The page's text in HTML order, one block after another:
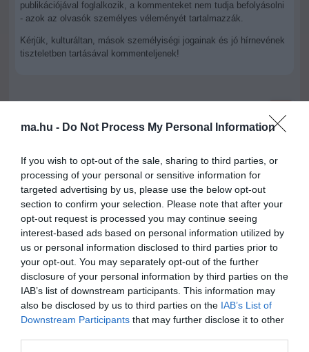
ma.hu - Do Not Process My Personal Information
If you wish to opt-out of the sale, sharing to third parties, or
processing of your personal or sensitive information for
targeted advertising by us, please use the below opt-out
section to confirm your selection. Please note that after your
opt-out request is processed you may continue seeing
interest-based ads based on personal information utilized by
us or personal information disclosed to third parties prior to
your opt-out. You may separately opt-out of the further
disclosure of your personal information by third parties on the
IAB’s list of downstream participants. This information may
also be disclosed by us to third parties on the IAB’s List of
Downstream Participants that may further disclose it to other
publikációjával foglalkozik, a kommenteket nem tudja befolyásolni
- azok az olvasók személyes véleményét tartalmazzák.
Kérjük, kulturáltan, mások személyiségi jogainak és jó hírnevének
tiszteletben tartásával kommenteljenek!
Vitézy Dávid: 2,3 milliárd forint került vissza az államhoz
egy útdíjrendszeres ügylet felülvizsgálata után
22:22
Saját életét is kockára tette a magyar erdész, hogy
megállítsa a tüzet
20:20
Második világháborús MG-42 géppuskát emeltek ki a
Dunából - a rendőrség lefoglalta
18:19
A Miniszterelnökség felmondta a Lounge Eventtel kötött
keretszerződését
16:21 Megérkezett az eső a Duna vízgyűjtőjére
14:26
Újabb két gyanúsítottat fogtak el a 600 milliós